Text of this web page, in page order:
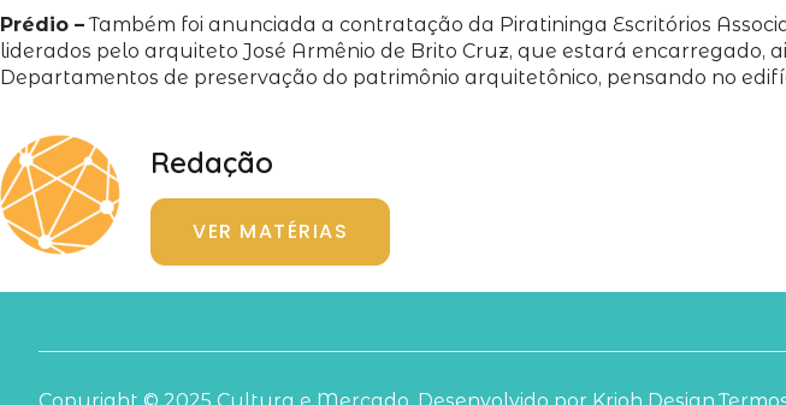
Prédio – Também foi anunciada a contratação da Piratininga Escritórios
liderados pelo arquiteto José Armênio de Brito Cruz, que estará
Departamentos de preservação do patrimônio arquitetônico, pensando no
Redação
VER MATÉRIAS
Copyright © 2025 Cultura e Mercado. Desenvolvido por Krioh Design.